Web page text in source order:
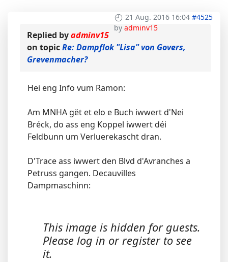
21 Aug. 2016 16:04 #4525
by adminv15
Replied byadminv15
on topicRe: Dampflok "Lisa" von Govers,
Grevenmacher?
Hei eng Info vum Ramon:
Am MNHA gët et elo e Buch iwwert d'Nei
Bréck, do ass eng Koppel iwwert déi
Feldbunn um Verluerekascht dran.
D'Trace ass iwwert den Blvd d'Avranches a
Petruss gangen. Decauvilles
Dampmaschinn:
This image is hidden for guests.
Please log in or register to see
it.